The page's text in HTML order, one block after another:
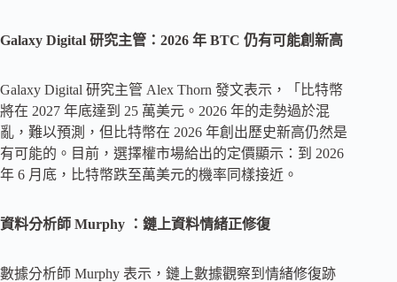
Galaxy Digital 研究主管：2026 年 BTC 仍有可能創新高
Galaxy Digital 研究主管 Alex Thorn 發文表示，「比特幣
將在 2027 年底達到 25 萬美元。2026 年的走勢過於混
亂，難以預測，但比特幣在 2026 年創出歷史新高仍然是
有可能的。目前，選擇權市場給出的定價顯示：到 2026
年 6 月底，比特幣跌至萬美元的機率同樣接近。
資料分析師 Murphy ：鏈上資料情緒正修復
數據分析師 Murphy 表示，鏈上數據觀察到情緒修復跡